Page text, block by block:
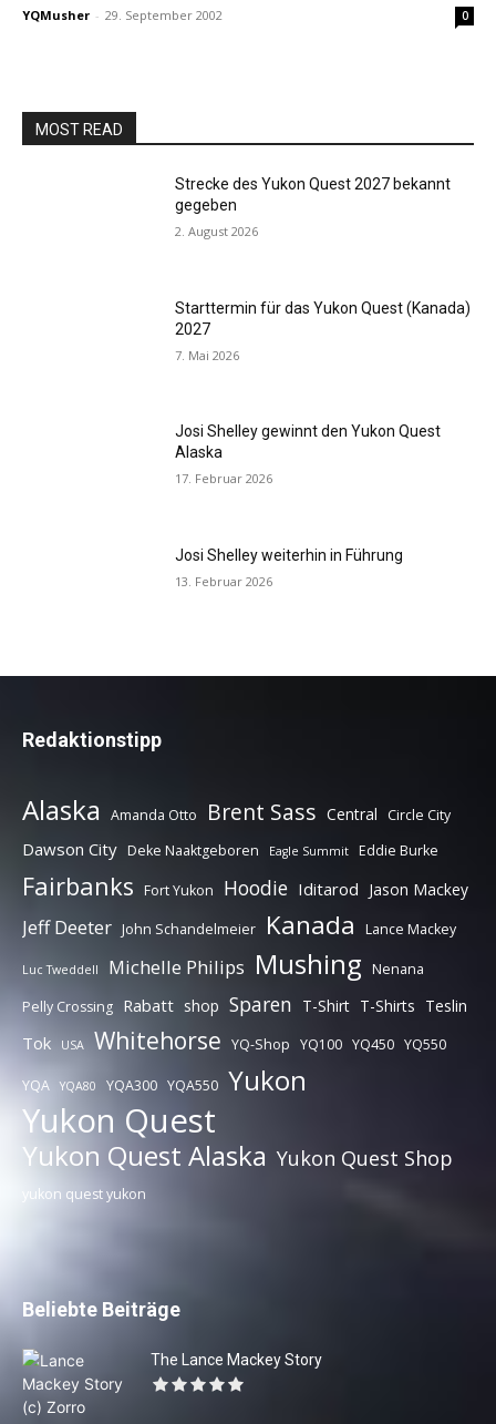
YQMusher - 29. September 2002 0
MOST READ
Strecke des Yukon Quest 2027 bekannt
gegeben
2. August 2026
Starttermin für das Yukon Quest (Kanada)
2027
7. Mai 2026
Josi Shelley gewinnt den Yukon Quest
Alaska
17. Februar 2026
Josi Shelley weiterhin in Führung
13. Februar 2026
Redaktionstipp
Alaska Amanda Otto Brent Sass Central Circle City
Dawson City Deke Naaktgeboren Eagle Summit Eddie Burke
Fairbanks Fort Yukon Hoodie Iditarod Jason Mackey
Jeff Deeter John Schandelmeier Kanada Lance Mackey
Luc Tweddell Michelle Philips Mushing Nenana
Pelly Crossing Rabatt shop Sparen T-Shirt T-Shirts Teslin
Tok USA Whitehorse YQ-Shop YQ100 YQ450 YQ550
YQA YQA80 YQA300 YQA550 Yukon
Yukon Quest
Yukon Quest Alaska Yukon Quest Shop
yukon quest yukon
Beliebte Beiträge
The Lance Mackey Story